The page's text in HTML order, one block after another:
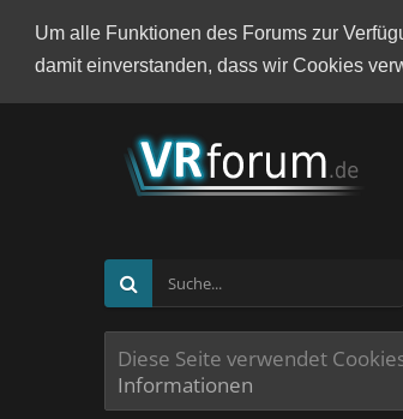
Um alle Funktionen des Forums zur
damit einverstanden, dass wir Cookies
Diese Seite verwendet
Informationen